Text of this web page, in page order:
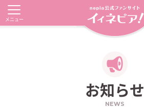
メニュー
お知らせ
NEWS